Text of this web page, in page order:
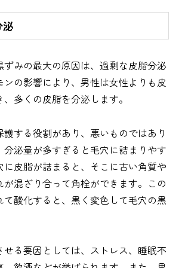
ずみの最大の原因は、過剰な皮脂分泌
ンの影響により、男性は女性よりも皮
多くの皮脂を分泌します。
護する役割があり、悪いものではあり
分泌量が多すぎると毛穴に詰まりやす
に皮脂が詰まると、そこに古い角質や
が混ざり合って角栓ができます。この
て酸化すると、黒く変色して毛穴の黒
せる要因としては、ストレス、睡眠不